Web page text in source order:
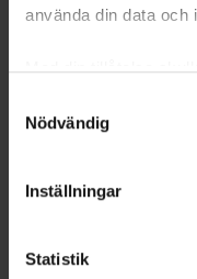
använda din data och
Med din tillåtelse
som kan ha en
Ta reda på mer om
Du kan ändra eller
Nödvändig
Inställningar
Statistik